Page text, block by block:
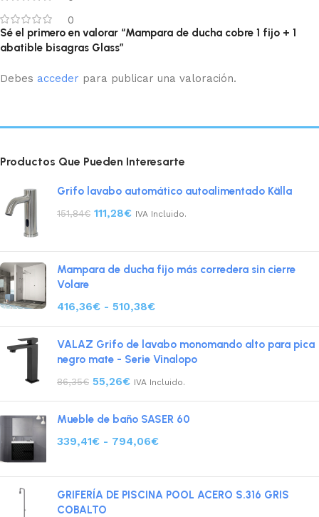
0
Sé el primero en valorar “Mampara de ducha cobre 1 fijo + 1
abatible bisagras Glass”
Debes acceder para publicar una valoración.
Productos Que Pueden Interesarte
Grifo lavabo automático autoalimentado Källa
151,84€ 111,28€ IVA Incluido.
Mampara de ducha fijo más corredera sin cierre
Volare
416,36€ - 510,38€
VALAZ Grifo de lavabo monomando alto para pica
negro mate - Serie Vinalopo
86,35€ 55,26€ IVA Incluido.
Mueble de baño SASER 60
339,41€ - 794,06€
GRIFERÍA DE PISCINA POOL ACERO S.316 GRIS
COBALTO